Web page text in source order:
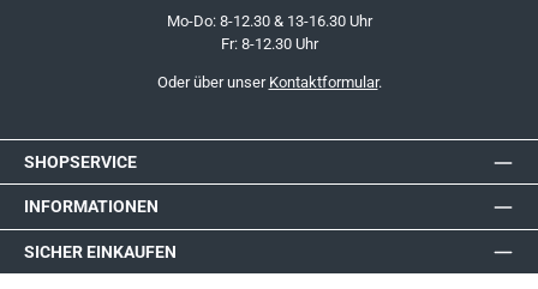
Mo-Do: 8-12.30 & 13-16.30 Uhr
Fr: 8-12.30 Uhr
Oder über unser Kontaktformular.
SHOPSERVICE
INFORMATIONEN
SICHER EINKAUFEN